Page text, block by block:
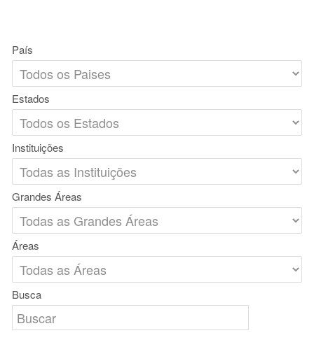
País
Estados
Instituições
Grandes Áreas
Áreas
Busca